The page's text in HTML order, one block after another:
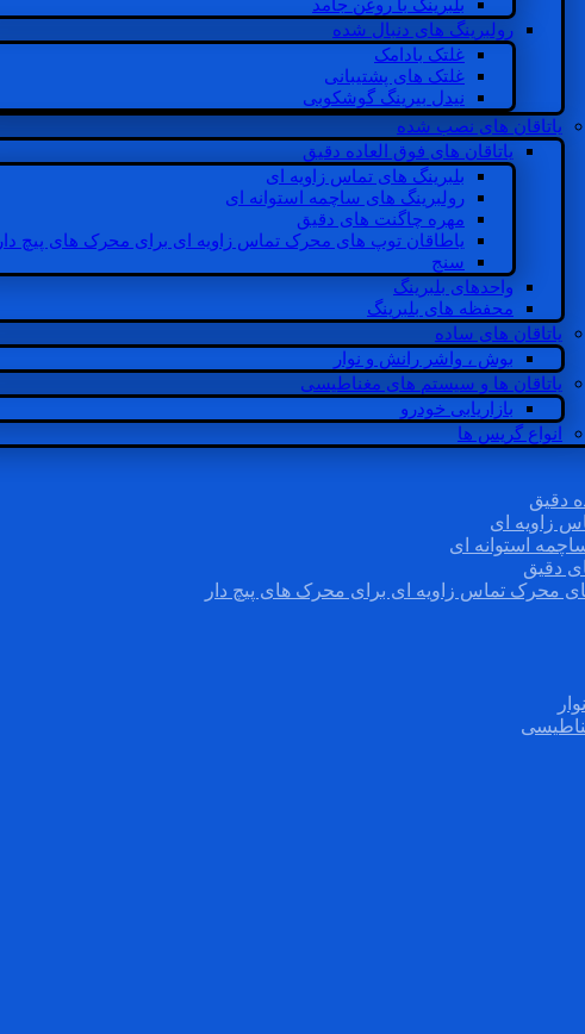
بلبرینگ با روغن جامد
رولبرینگ های دنبال شده
غلتک بادامک
غلتک های پشتیبانی
نیدل بیرینگ گوشکوبی
یاتاقان های نصب شده
یاتاقان های فوق العاده دقیق
بلبرینگ های تماس زاویه ای
رولبرینگ های ساچمه استوانه ای
مهره چاگنت های دقیق
یاطاقان توپ های محرک تماس زاویه ای برای محرک های پیچ دار
سنج
واحدهای بلبرینگ
محفظه های بلبرینگ
یاتاقان های ساده
بوش ، واشر رانش و نوار
یاتاقان ها و سیستم های مغناطیسی
بازاریابی خودرو
انواع گریس ها
دقیق
زاویه ای
استوانه ای
دقیق
محرک تماس زاویه ای برای محرک های پیچ دار